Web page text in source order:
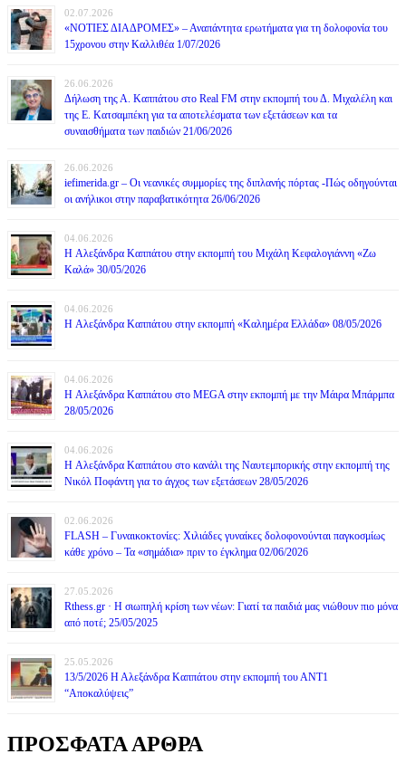
02.07.2026
«ΝΟΤΙΕΣ ΔΙΑΔΡΟΜΕΣ» – Αναπάντητα ερωτήματα για τη δολοφονία του
15χρονου στην Καλλιθέα 1/07/2026
26.06.2026
Δήλωση της Α. Καππάτου στο Real FM στην εκπομπή του Δ. Μιχαλέλη και
της Ε. Κατσαμπέκη για τα αποτελέσματα των εξετάσεων και τα
συναισθήματα των παιδιών 21/06/2026
26.06.2026
iefimerida.gr – Οι νεανικές συμμορίες της διπλανής πόρτας -Πώς οδηγούνται
οι ανήλικοι στην παραβατικότητα 26/06/2026
04.06.2026
H Αλεξάνδρα Καππάτου στην εκπομπή του Μιχάλη Κεφαλογιάννη «Ζω
Καλά» 30/05/2026
04.06.2026
H Αλεξάνδρα Καππάτου στην εκπομπή «Καλημέρα Ελλάδα» 08/05/2026
04.06.2026
H Αλεξάνδρα Καππάτου στο MEGA στην εκπομπή με την Μάιρα Mπάρμπα
28/05/2026
04.06.2026
H Αλεξάνδρα Καππάτου στο κανάλι της Ναυτεμπορικής στην εκπομπή της
Νικόλ Ποφάντη για το άγχος των εξετάσεων 28/05/2026
02.06.2026
FLASH – Γυναικοκτονίες: Χιλιάδες γυναίκες δολοφονούνται παγκοσμίως
κάθε χρόνο – Τα «σημάδια» πριν το έγκλημα 02/06/2026
27.05.2026
Rthess.gr · Η σιωπηλή κρίση των νέων: Γιατί τα παιδιά μας νιώθουν πιο μόνα
από ποτέ; 25/05/2025
25.05.2026
13/5/2026 Η Αλεξάνδρα Καππάτου στην εκπομπή του ΑΝΤ1
“Αποκαλύψεις”
ΠΡΟΣΦΑΤΑ ΑΡΘΡΑ